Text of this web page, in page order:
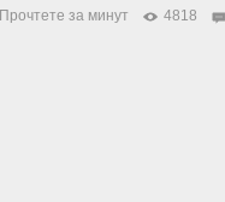
Прочтете за минут 4818